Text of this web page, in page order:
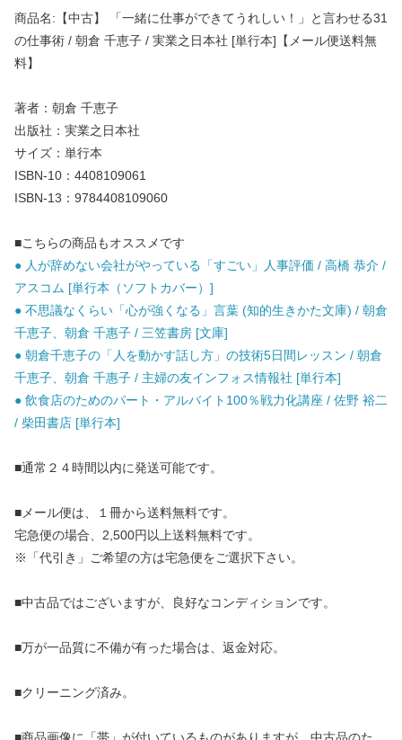
商品名:【中古】 「一緒に仕事ができてうれしい！」と言わせる31
の仕事術 / 朝倉 千恵子 / 実業之日本社 [単行本]【メール便送料無
料】
著者：朝倉 千恵子
出版社：実業之日本社
サイズ：単行本
ISBN-10：4408109061
ISBN-13：9784408109060
■こちらの商品もオススメです
● 人が辞めない会社がやっている「すごい」人事評価 / 高橋 恭介 /
アスコム [単行本（ソフトカバー）]
● 不思議なくらい「心が強くなる」言葉 (知的生きかた文庫) / 朝倉
千恵子、朝倉 千惠子 / 三笠書房 [文庫]
● 朝倉千恵子の「人を動かす話し方」の技術5日間レッスン / 朝倉
千恵子、朝倉 千惠子 / 主婦の友インフォス情報社 [単行本]
● 飲食店のためのパート・アルバイト100％戦力化講座 / 佐野 裕二
/ 柴田書店 [単行本]
■通常２４時間以内に発送可能です。
■メール便は、１冊から送料無料です。
宅急便の場合、2,500円以上送料無料です。
※「代引き」ご希望の方は宅急便をご選択下さい。
■中古品ではございますが、良好なコンディションです。
■万が一品質に不備が有った場合は、返金対応。
■クリーニング済み。